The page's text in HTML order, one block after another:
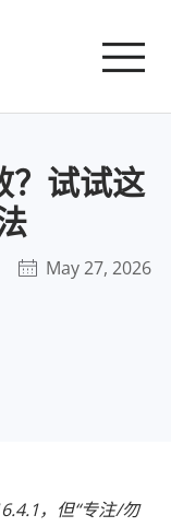
？试试这
May 27, 2026
，但“专注/勿